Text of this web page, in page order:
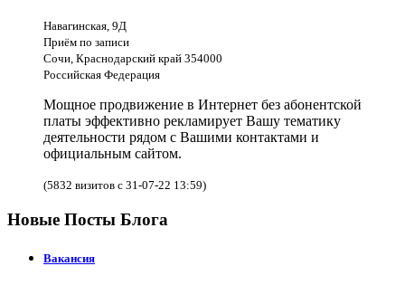
Навагинская, 9Д
Приём по записи
Сочи, Краснодарский край 354000
Российская Федерация
Мощное продвижение в Интернет без абонентской
платы эффективно рекламирует Вашу тематику
деятельности рядом с Вашими контактами и
официальным сайтом.
(5832 визитов с 31-07-22 13:59)
Новые Посты Блога
Вакансия